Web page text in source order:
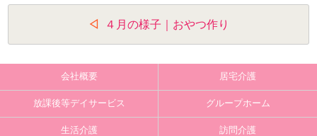
稿
ナ
ビ
ゲ
４月の様子｜おやつ作り
会社概要 居宅介護
放課後等デイサービス グループホーム
生活介護 訪問介護